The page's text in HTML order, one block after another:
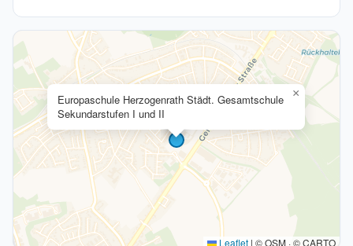
Europaschule Herzogenrath Städt. Gesamtschule
Sekundarstufen I und II
×
Leaflet | © OSM · © CARTO